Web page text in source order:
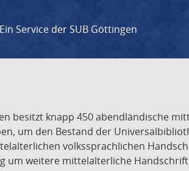
Ein Service der SUB Göttingen
besitzt knapp 450 abendländische
um den Bestand der
volkssprachlichen
um weitere mittelalterliche